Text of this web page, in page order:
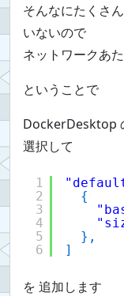
そんなにたくさ
いないので
ネットワークあ
ということで
DockerDesktop
選択して
1
2
3
4
5
6
{
} ,
]
を 追加します